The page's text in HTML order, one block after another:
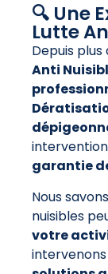
🔍 Une
Lutte
Depuis plus
Anti
garantie
Nous
nuisibles
votre
intervenons